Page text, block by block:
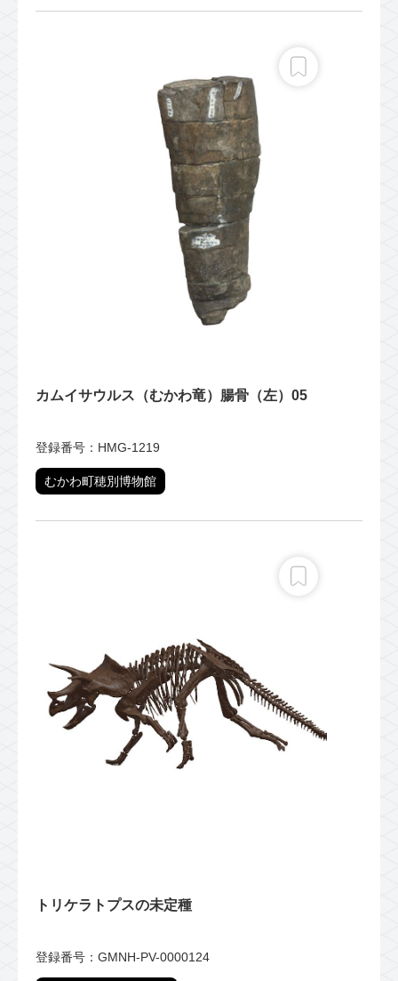
カムイサウルス（むかわ竜）腸骨（左）05
登録番号：HMG-1219
むかわ町穂別博物館
トリケラトプスの未定種
登録番号：GMNH-PV-0000124